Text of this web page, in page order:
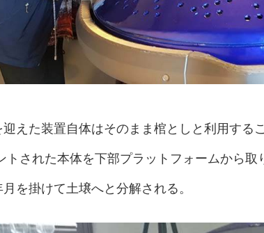
えた装置自体はそのまま棺としと利用する
トされた本体を下部プラットフォームから取
を掛けて土壌へと分解される。